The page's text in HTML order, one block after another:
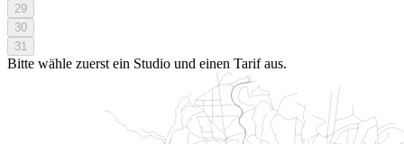
29
30
31
Bitte wähle zuerst ein Studio und einen Tarif aus.